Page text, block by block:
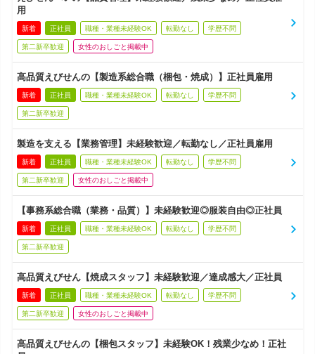
用
新着 正社員 職種・業種未経験OK 転勤なし 学歴不問
第二新卒歓迎 女性のおしごと掲載中
高品質えびせんの【製造系総合職（梱包・焼成）】正社員雇用
新着 正社員 職種・業種未経験OK 転勤なし 学歴不問
第二新卒歓迎
製造を支える【業務管理】未経験歓迎／転勤なし／正社員雇用
新着 正社員 職種・業種未経験OK 転勤なし 学歴不問
第二新卒歓迎 女性のおしごと掲載中
【事務系総合職（業務・品質）】未経験歓迎◎服装自由◎正社員
新着 正社員 職種・業種未経験OK 転勤なし 学歴不問
第二新卒歓迎
高品質えびせん【焼成スタッフ】未経験歓迎／達成感大／正社員
新着 正社員 職種・業種未経験OK 転勤なし 学歴不問
第二新卒歓迎 女性のおしごと掲載中
高品質えびせんの【梱包スタッフ】未経験OK！残業少なめ！正社